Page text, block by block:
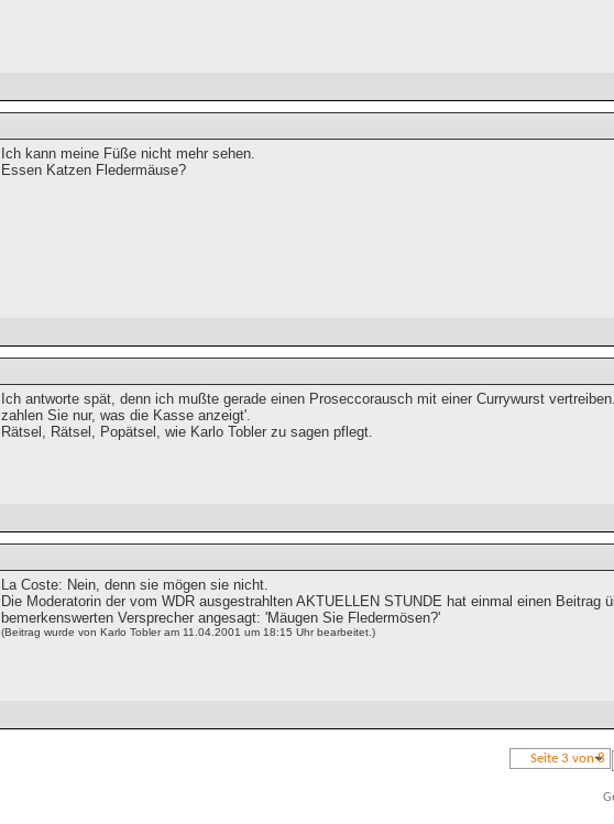
Ich kann meine Füße nicht mehr sehen.
Essen Katzen Fledermäuse?
Ich antworte spät, denn ich mußte gerade einen Proseccorausch mit einer Currywurst
zahlen Sie nur, was die Kasse anzeigt'.
Rätsel, Rätsel, Popätsel, wie Karlo Tobler zu sagen pflegt.
La Coste: Nein, denn sie mögen sie nicht.
Die Moderatorin der vom WDR ausgestrahlten AKTUELLEN STUNDE hat einmal einen Beitrag
bemerkenswerten Versprecher angesagt: 'Mäugen Sie Fledermösen?'
(Beitrag wurde von Karlo Tobler am 11.04.2001 um 18:15 Uhr bearbeitet.)
Seite 3 von 8